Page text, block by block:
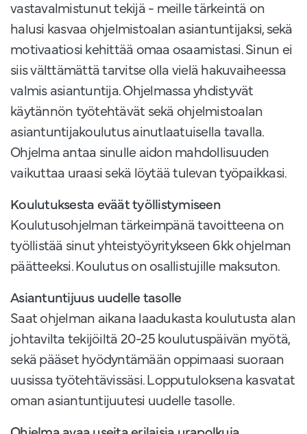
vastavalmistunut tekijä - meille tärkeintä on
halusi kasvaa ohjelmistoalan asiantuntijaksi, sekä
motivaatiosi kehittää omaa osaamistasi. Sinun ei
siis välttämättä tarvitse olla vielä hakuvaiheessa
valmis asiantuntija. Ohjelmassa yhdistyvät
käytännön työtehtävät sekä ohjelmistoalan
asiantuntijakoulutus ainutlaatuisella tavalla.
Ohjelma antaa sinulle aidon mahdollisuuden
vaikuttaa uraasi sekä löytää tulevan työpaikkasi.
Koulutuksesta eväät työllistymiseen
Koulutusohjelman tärkeimpänä tavoitteena on
työllistää sinut yhteistyöyritykseen 6kk ohjelman
päätteeksi. Koulutus on osallistujille maksuton.
Asiantuntijuus uudelle tasolle
Saat ohjelman aikana laadukasta koulutusta alan
johtavilta tekijöiltä 20-25 koulutuspäivän myötä,
sekä pääset hyödyntämään oppimaasi suoraan
uusissa työtehtävissäsi. Lopputuloksena kasvatat
oman asiantuntijuutesi uudelle tasolle.